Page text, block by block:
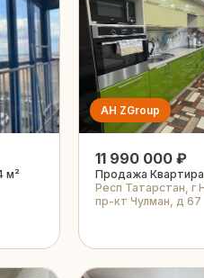
м²
АН ZGroup
11 990 000 ₽
Продажа
Респ Татарстан,
пр-кт Чулман, д 67